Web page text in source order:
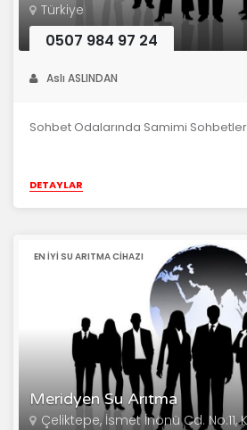
Türkiye
0507 984 97 24
Aslı ASLINDAN
Sohbet Odalarında Samimi Sohbetler
DETAYLAR
Meridyen Su Arıtma
EN IYI SU ARITMA CIHAZI
Çeliktepe, İsmet İnönü Cd.